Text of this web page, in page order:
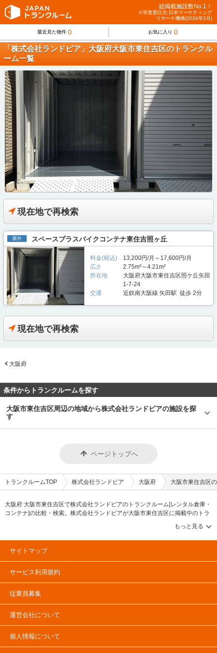
総掲載施設数No.1！
※実査委託先:日本マーケティング
リサーチ機構(2026年3月)
最近見た物件 0 お気に入り 0
「株式会社ランドピア」大阪府大阪市東住吉区のトランクル
ーム一覧
現在地で再検索
屋外 スペースプラスバイクコンテナ東住吉照ヶ丘
料金(税込)
13,200円/月～17,600円/月
広さ
2.75m²～4.21m²
所在地
大阪府大阪市東住吉区照ケ丘矢田
1-7-24
交通
近鉄南大阪線 矢田駅 徒歩 2分
現在地で再検索
大阪府
条件からトランクルームを探す
大阪市東住吉区周辺の地域から株式会社ランドピアの施設を探
す
ページトップへ
トランクルームTOP 株式会社ランドピア 大阪府 大阪市東住吉区
大阪府 大阪市東住吉区で株式会社ランドピアのトランクルーム[レンタル倉庫・
コンテナ]の比較・検索。株式会社ランドピアが大阪市東住吉区に掲載中のトラ
ンクルーム・レンタル倉庫・レンタルコンテナなどの収納スペースを、借りた
い地域から探して、広さ・料金[賃料]・セキュリティ・空調完備・24時間出し入
れ可能などの希望条件で絞込み！豊富な物件数から様々な方法でご希望の収納
スペースを簡単に探せるトランクルーム情報サイトです。株式会社ランドピア
サイトマップ
サービス利用規約
従業員募集
運営会社について
個人情報について